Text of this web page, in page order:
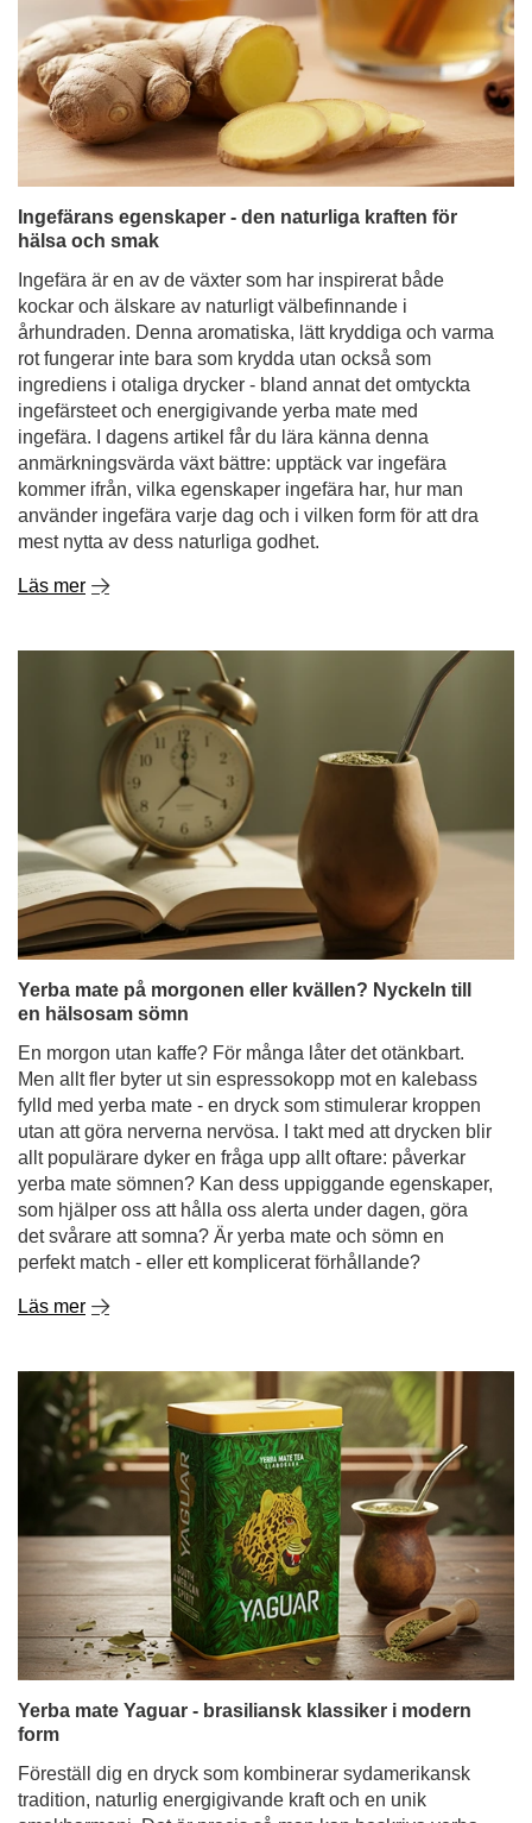
Ingefärans egenskaper - den naturliga kraften för
hälsa och smak
Ingefära är en av de växter som har inspirerat både
kockar och älskare av naturligt välbefinnande i
århundraden. Denna aromatiska, lätt kryddiga och varma
rot fungerar inte bara som krydda utan också som
ingrediens i otaliga drycker - bland annat det omtyckta
ingefärsteet och energigivande yerba mate med
ingefära. I dagens artikel får du lära känna denna
anmärkningsvärda växt bättre: upptäck var ingefära
kommer ifrån, vilka egenskaper ingefära har, hur man
använder ingefära varje dag och i vilken form för att dra
mest nytta av dess naturliga godhet.
Läs mer
Yerba mate på morgonen eller kvällen? Nyckeln till
en hälsosam sömn
En morgon utan kaffe? För många låter det otänkbart.
Men allt fler byter ut sin espressokopp mot en kalebass
fylld med yerba mate - en dryck som stimulerar kroppen
utan att göra nerverna nervösa. I takt med att drycken blir
allt populärare dyker en fråga upp allt oftare: påverkar
yerba mate sömnen? Kan dess uppiggande egenskaper,
som hjälper oss att hålla oss alerta under dagen, göra
det svårare att somna? Är yerba mate och sömn en
perfekt match - eller ett komplicerat förhållande?
Läs mer
Yerba mate Yaguar - brasiliansk klassiker i modern
form
Föreställ dig en dryck som kombinerar sydamerikansk
tradition, naturlig energigivande kraft och en unik